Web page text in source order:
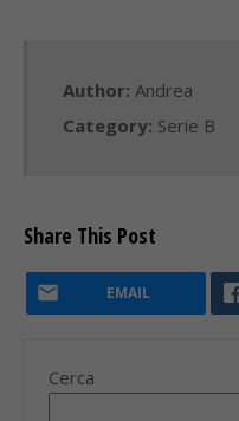
Author: Andrea
Category: Serie B
Share This Post
EMAIL
Cerca